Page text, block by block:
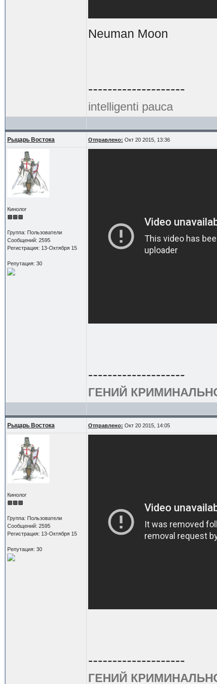
Neuman Moon
--------------------
intelligenti pauca
Рыцарь Востока Отправлено: Окт 20 2015, 13:36
Кинолог
Группа: Пользователи
Сообщений: 2595
Регистрация: 13-Октября 15
Репутация: 30
--------------------
ГЕНИЙ
Рыцарь Востока Отправлено: Окт 20 2015, 14:05
Кинолог
Группа: Пользователи
Сообщений: 2595
Регистрация: 13-Октября 15
Репутация: 30
--------------------
ГЕНИЙ